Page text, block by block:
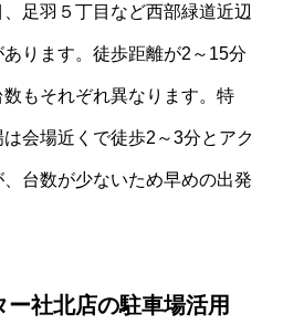
足羽５丁目など西部緑道近辺
ります。徒歩距離が2～15分
もそれぞれ異なります。特
会場近くで徒歩2～3分とアク
台数が少ないため早めの出発
社北店の駐車場活用